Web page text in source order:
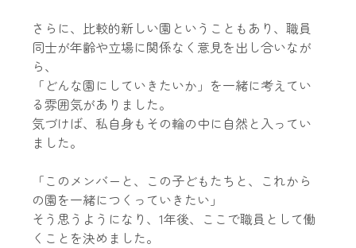
さらに、比較的新しい園ということもあり、職員
同士が年齢や立場に関係なく意見を出し合いなが
ら、
「どんな園にしていきたいか」を一緒に考えてい
る雰囲気がありました。
気づけば、私自身もその輪の中に自然と入ってい
ました。
「このメンバーと、この子どもたちと、これから
の園を一緒につくっていきたい」
そう思うようになり、1年後、ここで職員として働
くことを決めました。